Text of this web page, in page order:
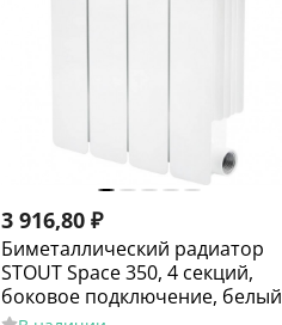
3 916,80 ₽
Биметаллический радиатор
STOUT Space 350, 4 секций,
боковое подключение, белый